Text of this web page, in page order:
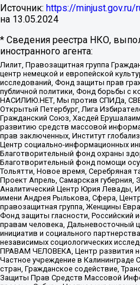
Источник: https://
на 13.05.2024
* Сведения реестра НКО,
иностранного агента:
Лилит, Правозащитная группа
центр немецкой и европейской
исследований, Фонд защиты прав
публичной политики, Фонд борьбы с
НАСИЛИЮ.НЕТ, Мы против СПИДа,
Открытый Петербург, Лига
Гражданский Союз, Хасдей
развитию средств массовой
прав заключенных, Институт
Центр социально-информационных
Благотворительный фонд охраны
Благотворительный фонд помощи
Тольятти, Новое время, Серебряная
Проект Апрель, Самарская
Аналитический Центр Юрия Левады,
имени Андрея Рылькова, Сфера,
правозащитная группа, Женщины
Фонд защиты гласности, Российский
правам человека, Дальневосточный
инициатив и социального
независимых социологических
ПРАВАМ ЧЕЛОВЕКА, Центр развития
Частное учреждение в
стран, Гражданское содействие,
Защиты Прав Средств Массовой